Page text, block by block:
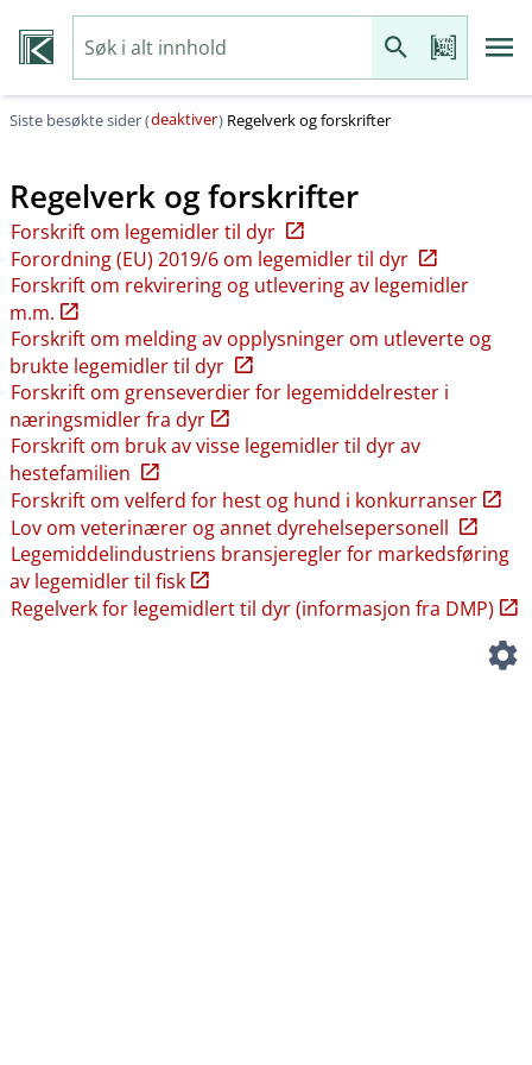
Siste besøkte sider (deaktiver) Regelverk og forskrifter
Regelverk og forskrifter
Forskrift om legemidler til dyr
Forordning (EU) 2019/6 om legemidler til dyr
Forskrift om rekvirering og utlevering av legemidler
m.m.
Forskrift om melding av opplysninger om utleverte og
brukte legemidler til dyr
Forskrift om grenseverdier for legemiddelrester i
næringsmidler fra dyr
Forskrift om bruk av visse legemidler til dyr av
hestefamilien
Forskrift om velferd for hest og hund i konkurranser
Lov om veterinærer og annet dyrehelsepersonell
Legemiddelindustriens bransjeregler for markedsføring
av legemidler til fisk
Regelverk for legemidlert til dyr (informasjon fra DMP)